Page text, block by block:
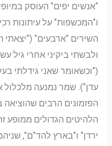
"אנשים יפים" העוסק
ו"המכשפות" על עיתונות
השירים "ארבעים" ("יצאתי
ולבשתי ביקיני אחרי גיל
("וכשאומר שאני גידלתי
עדן"). שמר נמנעה מלכלול
הפזמונים הרבים שהוציאה
הלהיטים הגדולים ממופע
ירדן" ו"בארץ להד"ם",